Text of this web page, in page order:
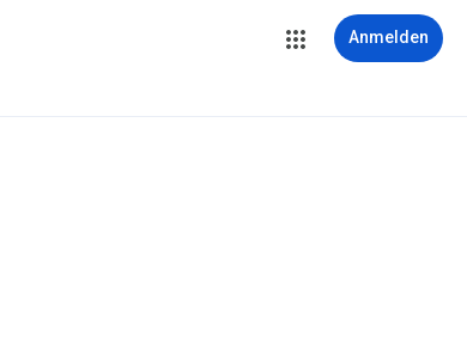
Anmelden